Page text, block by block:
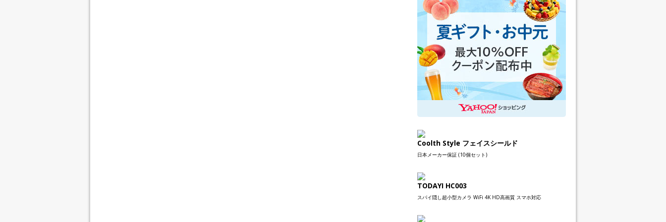
Coolth Style フェイスシールド
日本メーカー保証 (10個セット)
TODAYI HC003
スパイ隠し超小型カメラ WiFi 4K HD高画質 スマホ対応